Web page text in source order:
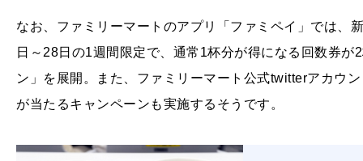
なお、ファミリーマートのアプリ「ファミペイ」では、
日～28日の1週間限定で、通常1杯分が得になる回数券
ン」を展開。また、ファミリーマート公式twitterアカウ
が当たるキャンペーンも実施するそうです。